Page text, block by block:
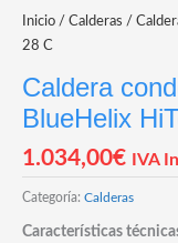
Inicio / Calderas /
28 C
Caldera
BlueHelix
1.034,00€ IVA
Categoría: Calderas
Características